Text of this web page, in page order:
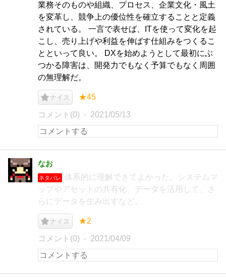
業務そのものや組織、プロセス、企業文化・風土
を変革し、競争上の優位性を確立することと定義
されている。 一言で表せば、ITを使って変化を起
こし、売り上げや利益を伸ばす仕組みをつくるこ
とといって良い。 DXを始めようとして最初にぶ
つかる障害は、開発力でもなく予算でもなく周囲
の無理解だ。
ナイス ★45
コメント(0) 2021/05/13
なお
ネタバレ
体系的に理解できてよかった。システムマ
ップやアセットの共有化、データを活用して、さ
らにデータを生み出すなど。
ナイス ★2
コメント(0) 2021/04/09